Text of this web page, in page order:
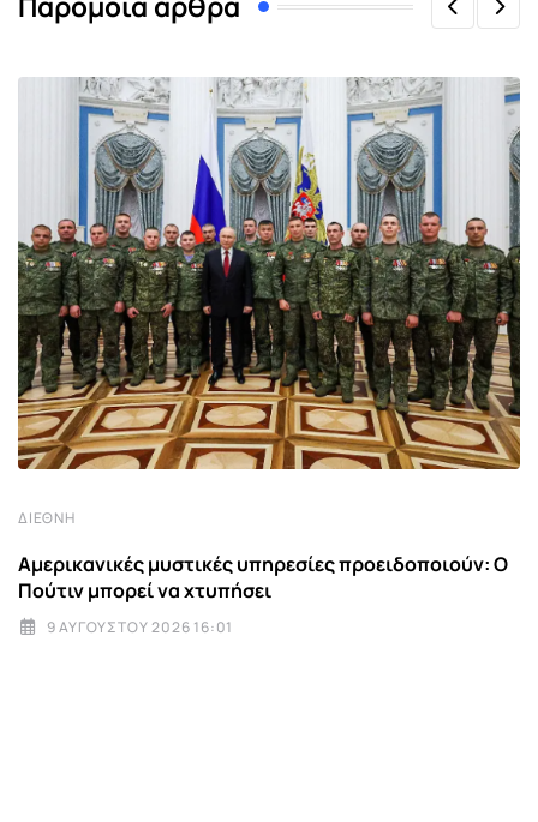
ΔΙΕΘΝΉ
Αμερικανικές μυστικές υπηρεσίες προειδοποιούν: Ο
Πούτιν μπορεί να χτυπήσει
9 ΑΥΓΟΎΣΤΟΥ 2026 16:01